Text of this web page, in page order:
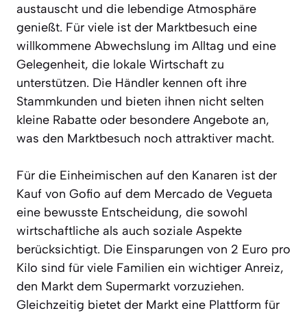
austauscht und die lebendige Atmosphäre
genießt. Für viele ist der Marktbesuch eine
willkommene Abwechslung im Alltag und eine
Gelegenheit, die lokale Wirtschaft zu
unterstützen. Die Händler kennen oft ihre
Stammkunden und bieten ihnen nicht selten
kleine Rabatte oder besondere Angebote an,
was den Marktbesuch noch attraktiver macht.
Für die Einheimischen auf den Kanaren ist der
Kauf von Gofio auf dem Mercado de Vegueta
eine bewusste Entscheidung, die sowohl
wirtschaftliche als auch soziale Aspekte
berücksichtigt. Die Einsparungen von 2 Euro pro
Kilo sind für viele Familien ein wichtiger Anreiz,
den Markt dem Supermarkt vorzuziehen.
Gleichzeitig bietet der Markt eine Plattform für